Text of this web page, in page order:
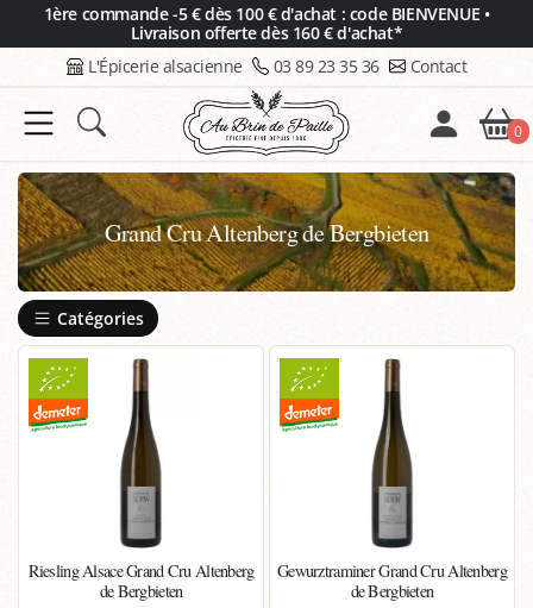
1ère commande -5 € dès 100 € d'achat : code BIENVENUE •
Livraison offerte dès 160 € d'achat*
L'Épicerie alsacienne 03 89 23 35 36 Contact
0
Grand Cru Altenberg de Bergbieten
Catégories
Riesling Alsace Grand Cru Altenberg
de Bergbieten
Gewurztraminer Grand Cru Altenberg
de Bergbieten
Panneau de gestion des cookies